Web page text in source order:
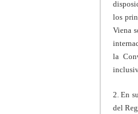
los
Viena
la
2. En
del